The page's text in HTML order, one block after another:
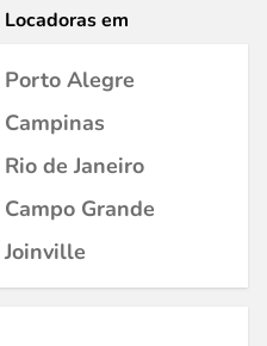
em
Porto Alegre
Campinas
Rio de Janeiro
Campo Grande
Joinville